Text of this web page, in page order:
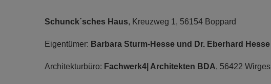
Schunck´sches Haus, Kreuzweg 1, 56154 Boppard
Eigentümer: Barbara Sturm-Hesse und Dr. Eberhard Hesse
Architekturbüro: Fachwerk4| Architekten BDA, 56422 Wirges